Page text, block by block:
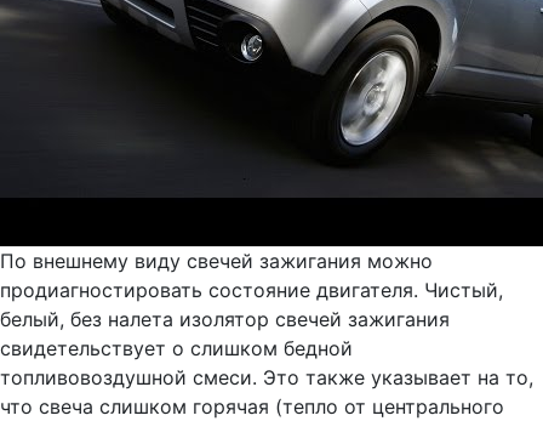
По внешнему виду свечей зажигания можно
продиагностировать состояние двигателя. Чистый,
белый, без налета изолятор свечей зажигания
свидетельствует о слишком бедной
топливовоздушной смеси. Это также указывает на то,
что свеча слишком горячая (тепло от центрального